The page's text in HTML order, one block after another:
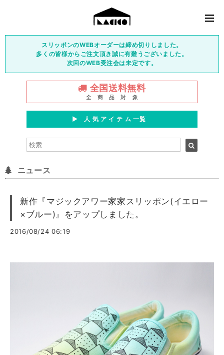
スリッポンのWEBオーダーは締め切りしました。
多くの皆様からご注文頂き誠に有難うございました。
次回のWEB受注会は未定です。
全国送料無料
全 商 品 対 象
▶︎ 人 気 ア イ テ ム 一覧
ニュース
新作『マジックアワー家家スリッポン(イエロー
×ブルー)』をアップしました。
2016/08/24 06:19